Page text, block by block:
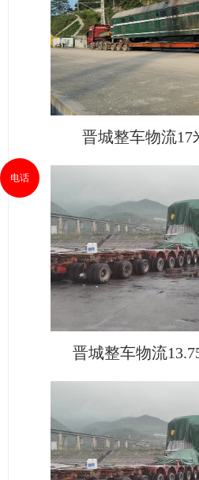
晋城整车物流17
晋城整车物流
电话